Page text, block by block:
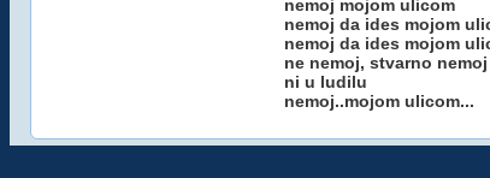
nemoj mojom ulicom
nemoj da ides mojom
nemoj da ides mojom
ne nemoj, stvarno nemoj
ni u ludilu
nemoj..mojom ulicom...